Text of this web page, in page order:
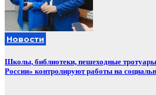
Новости
Школы, библиотеки, пешеходные
России» контролируют работы на